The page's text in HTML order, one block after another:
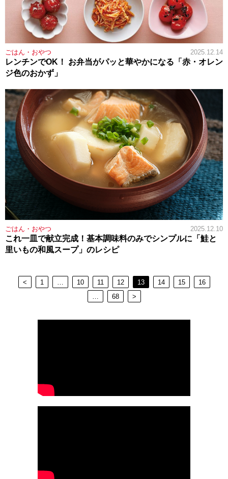
ごはん・おやつ 2025.12.14
レンチンでOK！ お弁当がパッと華やかになる「赤・オレン
ジ色のおかず」
ごはん・おやつ 2025.12.10
これ一皿で献立完成！基本調味料のみでシンプルに「鮭と
里いもの和風スープ」のレシピ
< 1 10 11 12 13 14 15
16
68 >